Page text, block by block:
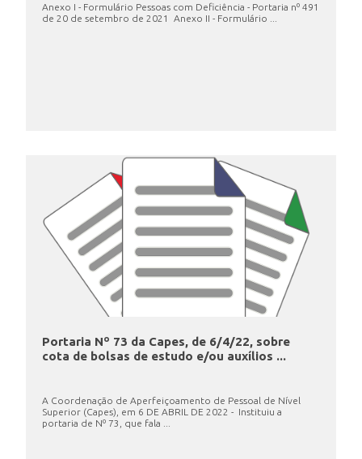
Anexo I - Formulário Pessoas com Deficiência - Portaria nº 491
de 20 de setembro de 2021 Anexo II - Formulário ...
Portaria Nº 73 da Capes, de 6/4/22, sobre
cota de bolsas de estudo e/ou auxílios ...
A Coordenação de Aperfeiçoamento de Pessoal de Nível
Superior (Capes), em 6 DE ABRIL DE 2022 - Instituiu a
portaria de Nº 73, que fala ...